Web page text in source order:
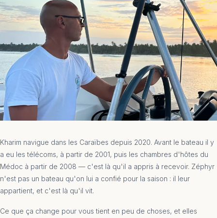
Kharim navigue dans les Caraïbes depuis 2020. Avant le bateau il y
a eu les télécoms, à partir de 2001, puis les chambres d'hôtes du
Médoc à partir de 2008 — c'est là qu'il a appris à recevoir. Zéphyr
n'est pas un bateau qu'on lui a confié pour la saison : il leur
appartient, et c'est là qu'il vit.
Ce que ça change pour vous tient en peu de choses, et elles